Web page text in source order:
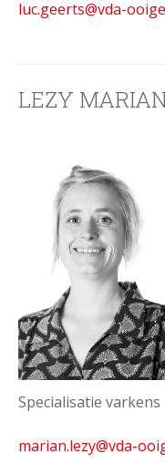
luc.geerts@vda-
LEZY
Specialisatie varkens
marian.lezy@vda-